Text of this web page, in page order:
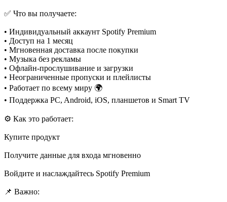
✅ Что вы получаете:
• Индивидуальный аккаунт Spotify Premium
• Доступ на 1 месяц
• Мгновенная доставка после покупки
• Музыка без рекламы
• Офлайн-прослушивание и загрузки
• Неограниченные пропуски и плейлисты
• Работает по всему миру 🌍
• Поддержка PC, Android, iOS, планшетов и Smart TV
⚙️ Как это работает:
Купите продукт
Получите данные для входа мгновенно
Войдите и наслаждайтесь Spotify Premium
📌 Важно: